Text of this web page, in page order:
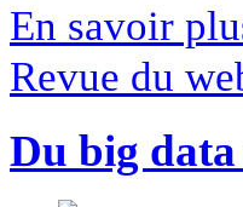
En savoir
Revue du
Du big data